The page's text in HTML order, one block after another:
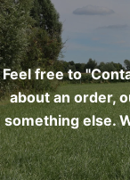
Feel free to "
about an order,
something else.